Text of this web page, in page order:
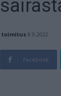
toimitus 8.9.2022
Facebook